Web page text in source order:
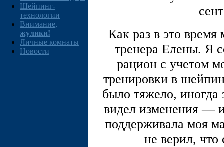
Шейпинг-
технологии
Внимание,
жулики!
Личные комнаты
Новости
Как раз в это
тренера Елены. Я
рацион с учетом
тренировки в
было тяжело,
видел изменения —
поддерживала моя
не верил, что